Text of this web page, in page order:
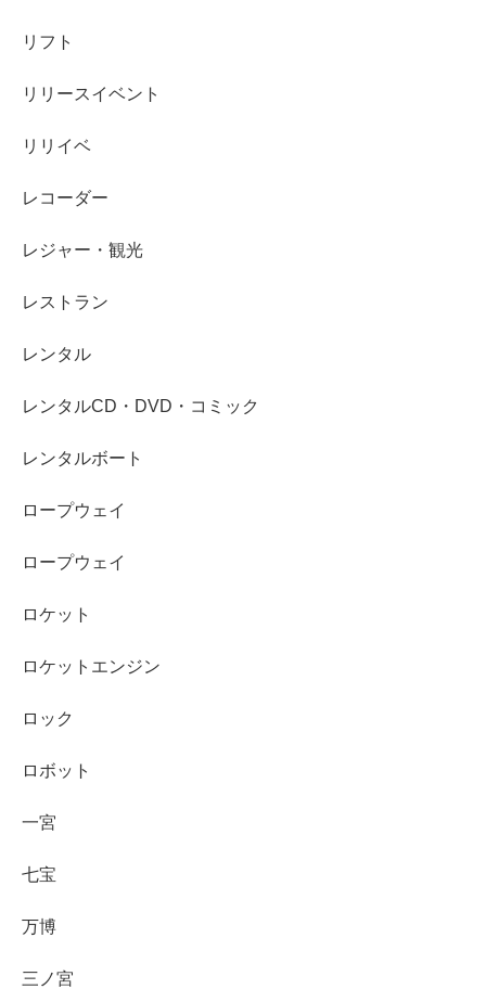
リフト
リリースイベント
リリイベ
レコーダー
レジャー・観光
レストラン
レンタル
レンタルCD・DVD・コミック
レンタルボート
ロープウェイ
ロープウェイ
ロケット
ロケットエンジン
ロック
ロボット
一宮
七宝
万博
三ノ宮